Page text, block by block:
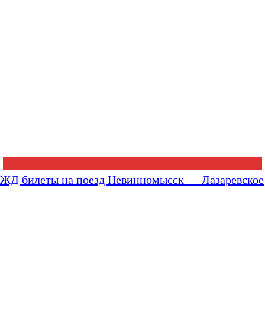
ЖД билеты на поезд Невинномысск — Лазаревское